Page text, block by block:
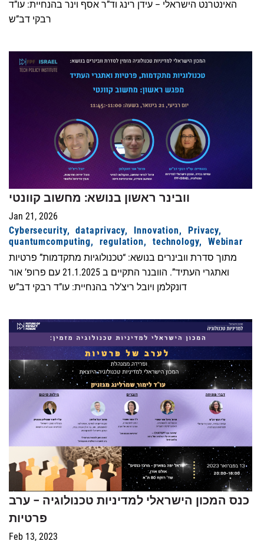
האינטרנט הישראלי – עידן רינג וד”ר אסף וינר בהנחיית: עו”ד
רבקי דב”ש
וובינר ראשון בנושא: מחשוב קוונטי
Jan 21, 2026
Cybersecurity
dataprivacy Innovation
Privacy
quantumcomputing
regulation technology
Webinar
מתוך סדרת וובינרים בנושא: “טכנולוגיות מתקדמות” פרטיות
ואתגרי העתיד”. הוובנר התקיים ב 21.1.2025 עם פרופ’ אור
דונקלמן ויובל ריצ’לר בהנחיית: עו”ד רבקי דב”ש
כנס המכון הישראלי למדיניות טכנולוגיה – ערב
פרטיות
Feb 13, 2023